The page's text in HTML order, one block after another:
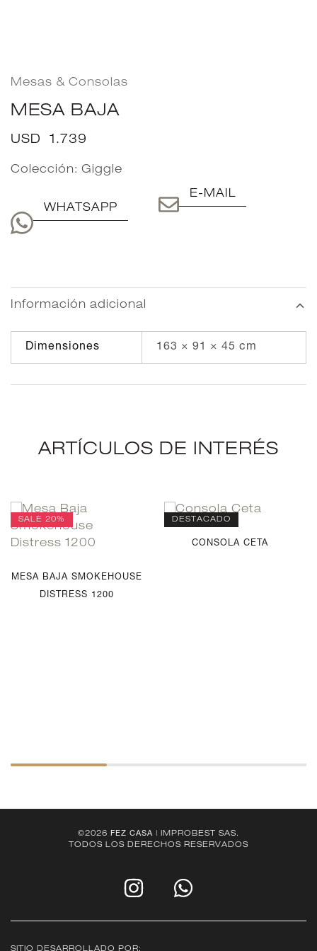
Mesas & Consolas
MESA BAJA
USD 1.739
Colección: Giggle
WHATSAPP
E-MAIL
Información adicional
Dimensiones 163 × 91 × 45 cm
ARTÍCULOS DE INTERÉS
SALE 20%
MESA BAJA SMOKEHOUSE
DISTRESS 1200
DESTACADO
CONSOLA CETA
©2026 FEZ CASA | IMPROBEST SAS.
TODOS LOS DERECHOS RESERVADOS
SITIO DESARROLLADO POR: